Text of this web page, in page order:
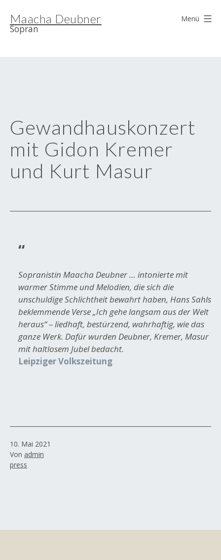
Inhalt
springen
Maacha Deubner
Sopran
Menü
Gewandhauskonzert
mit Gidon Kremer
und Kurt Masur
Sopranistin Maacha Deubner … intonierte mit
warmer Stimme und Melodien, die sich die
unschuldige Schlichtheit bewahrt haben, Hans Sahls
beklemmende Verse „Ich gehe langsam aus der Welt
heraus“ – liedhaft, bestürzend, wahrhaftig, wie das
ganze Werk. Dafür wurden Deubner, Kremer, Masur
mit haltlosem Jubel bedacht.
Leipziger Volkszeitung
Veröffentlicht
am
10. Mai 2021
Von admin
Kategorisiert
press